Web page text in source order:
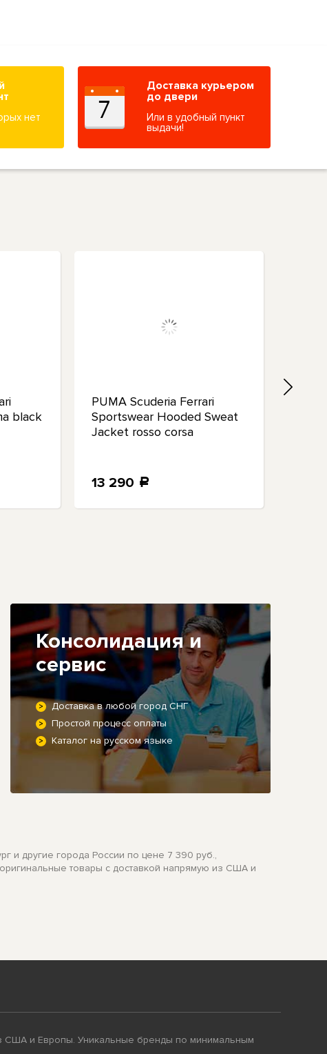
нет
Доставка курьером
до двери
Или в удобный пункт
выдачи!
black
PUMA Scuderia Ferrari
Sportswear Hooded Sweat
Jacket rosso corsa
13 290 a
Консолидация и
сервис
Доставка в любой город СНГ
Простой процесс оплаты
Каталог на русском языке
и другие города России по цене 7 390 руб.,
товары с доставкой напрямую из США и
США и Европы. Уникальные бренды по минимальным